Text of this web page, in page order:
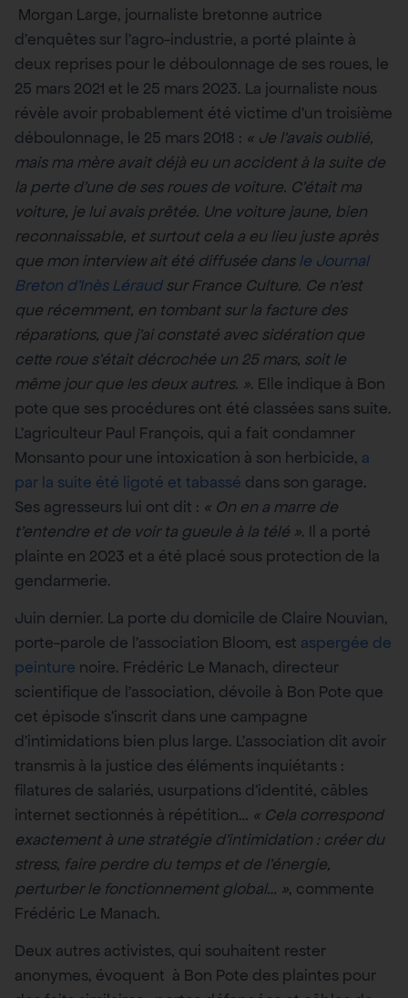
Morgan Large, journaliste bretonne autrice
d’enquêtes sur l’agro-industrie, a porté plainte à
deux reprises pour le déboulonnage de ses roues, le
25 mars 2021 et le 25 mars 2023. La journaliste nous
révèle avoir probablement été victime d’un troisième
déboulonnage, le 25 mars 2018 : « Je l’avais oublié,
mais ma mère avait déjà eu un accident à la suite de
la perte d’une de ses roues de voiture. C’était ma
voiture, je lui avais prêtée. Une voiture jaune, bien
reconnaissable, et surtout cela a eu lieu juste après
que mon interview ait été diffusée dansle Journal
Breton d’Inès Léraudsur France Culture. Ce n’est
que récemment, en tombant sur la facture des
réparations, que j’ai constaté avec sidération que
cette roue s’était décrochée un 25 mars, soit le
même jour que les deux autres. ». Elle indique à Bon
pote que ses procédures ont été classées sans suite.
L’agriculteur Paul François, qui a fait condamner
Monsanto pour une intoxication à son herbicide, a
par la suite été ligoté et tabassé dans son garage.
Ses agresseurs lui ont dit : « On en a marre de
t’entendre et de voir ta gueule à la télé ». Il a porté
plainte en 2023 et a été placé sous protection de la
gendarmerie.
Juin dernier. La porte du domicile de Claire Nouvian,
porte-parole de l’association Bloom, est aspergée de
peinture noire. Frédéric Le Manach, directeur
scientifique de l’association, dévoile à Bon Pote que
cet épisode s’inscrit dans une campagne
d’intimidations bien plus large. L’association dit avoir
transmis à la justice des éléments inquiétants :
filatures de salariés, usurpations d’identité, câbles
internet sectionnés à répétition… « Cela correspond
exactement à une stratégie d’intimidation : créer du
stress, faire perdre du temps et de l’énergie,
perturber le fonctionnement global… », commente
Frédéric Le Manach.
Deux autres activistes, qui souhaitent rester
anonymes, évoquent à Bon Pote des plaintes pour